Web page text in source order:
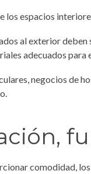
los espacios
al exterior
adecuados para
negocios de
comodidad,